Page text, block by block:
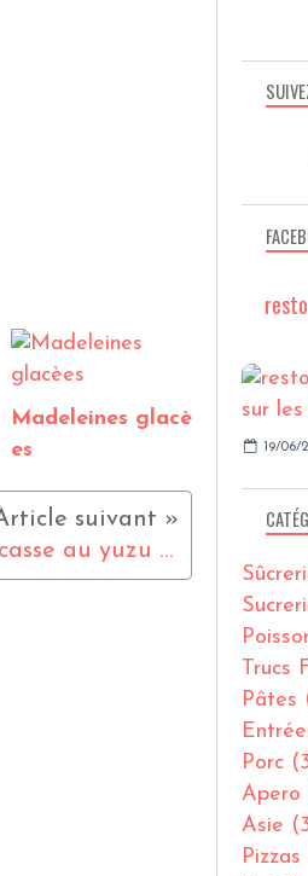
Madeleines glacè
es
Tartare de rascasse au yuzu et poivre Timut
19/06/
Trucs
Pâtes
Porc
Apero
Asie